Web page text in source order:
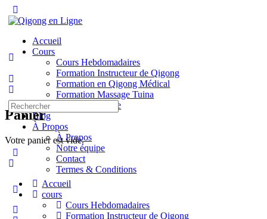
Side
Accueil
Cours
Cours Hebdomadaires
Formation Instructeur de Qigong
Formation en Qigong Médical
Formation Massage Tuina
Voyage en Chine
Blog
À Propos
À Propos
Notre équipe
Contact
Termes & Conditions
More
options
Panier
Votre panier est vide.
Recherche
pour:
Accueil
cours
Cours Hebdomadaires
Formation Instructeur de Qigong